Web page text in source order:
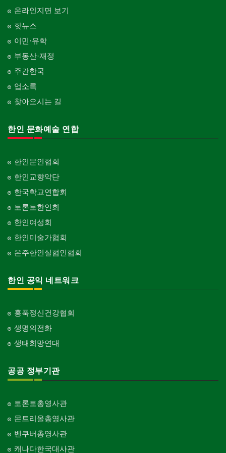
온라인지면 보기
핫뉴스
이민·유학
부동산·재정
주간한국
업소록
찾아오시는 길
한인 문화예술 연합
한인문인협회
한인교향악단
한국학교연합회
토론토한인회
한인여성회
한인미술가협회
온주한인실협인협회
한인 공익 네트워크
홍푹정신건강협회
생명의전화
생태희망연대
공공 정부기관
토론토총영사관
몬트리올총영사관
벤쿠버총영사관
캐나다한국대사관